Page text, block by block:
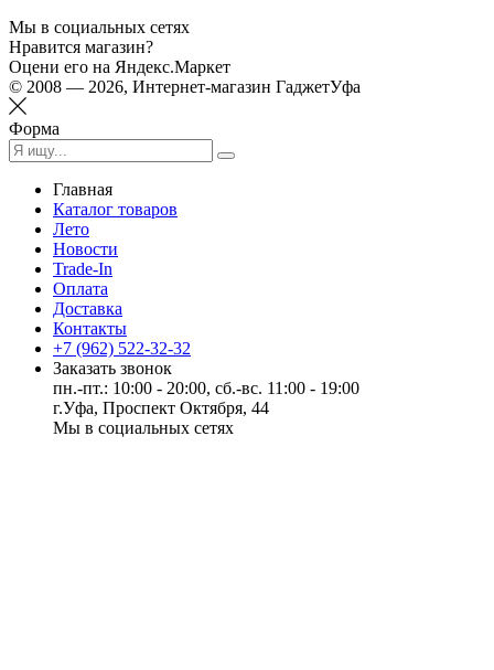
Мы в социальных сетях
Нравится магазин?
Оцени его на Яндекс.Маркет
© 2008 — 2026, Интернет-магазин ГаджетУфа
Форма
Главная
Каталог товаров
Лето
Новости
Trade-In
Оплата
Доставка
Контакты
+7 (962) 522-32-32
Заказать звонок
пн.-пт.: 10:00 - 20:00, сб.-вс. 11:00 - 19:00
г.Уфа, Проспект Октября, 44
Мы в социальных сетях